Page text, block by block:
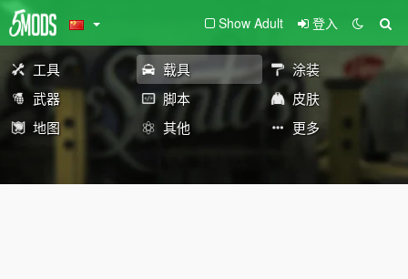
Show Adult 登入
工具 载具
涂装
武器
脚本
皮肤
地图
其他 更多